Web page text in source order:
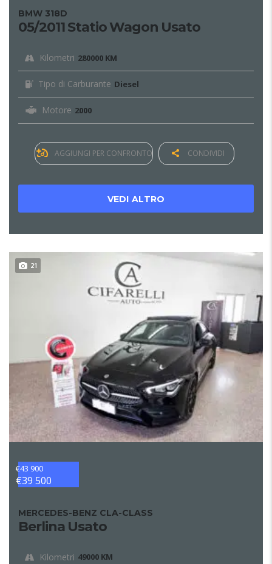
BMW 318D
05/2011 Statio Wagon Usato
Kilometri 280000 KM
Tipo di Carburante Diesel
Motore 2000
AGGIUNGI PER CONFRONTO CONDIVIDI
VEDI ALTRO
21
€43 900
€39 500
MERCEDES-BENZ CLA-CLASS
Berlina Usato
Kilometri 49000 KM